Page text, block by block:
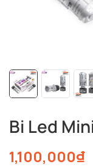
Bi Led
1,100,000₫